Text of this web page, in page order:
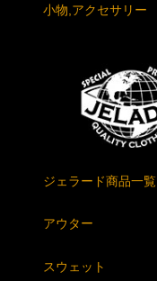
小物,アクセサリー
ジェラード商品一覧
アウター
スウェット